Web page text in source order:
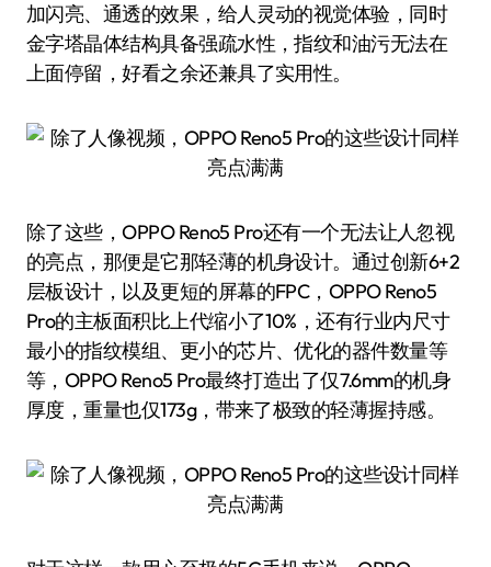
加闪亮、通透的效果，给人灵动的视觉体验，同时
金字塔晶体结构具备强疏水性，指纹和油污无法在
上面停留，好看之余还兼具了实用性。
除了这些，OPPO Reno5 Pro还有一个无法让人忽视
的亮点，那便是它那轻薄的机身设计。通过创新6+2
层板设计，以及更短的屏幕的FPC，OPPO Reno5
Pro的主板面积比上代缩小了10%，还有行业内尺寸
最小的指纹模组、更小的芯片、优化的器件数量等
等，OPPO Reno5 Pro最终打造出了仅7.6mm的机身
厚度，重量也仅173g，带来了极致的轻薄握持感。